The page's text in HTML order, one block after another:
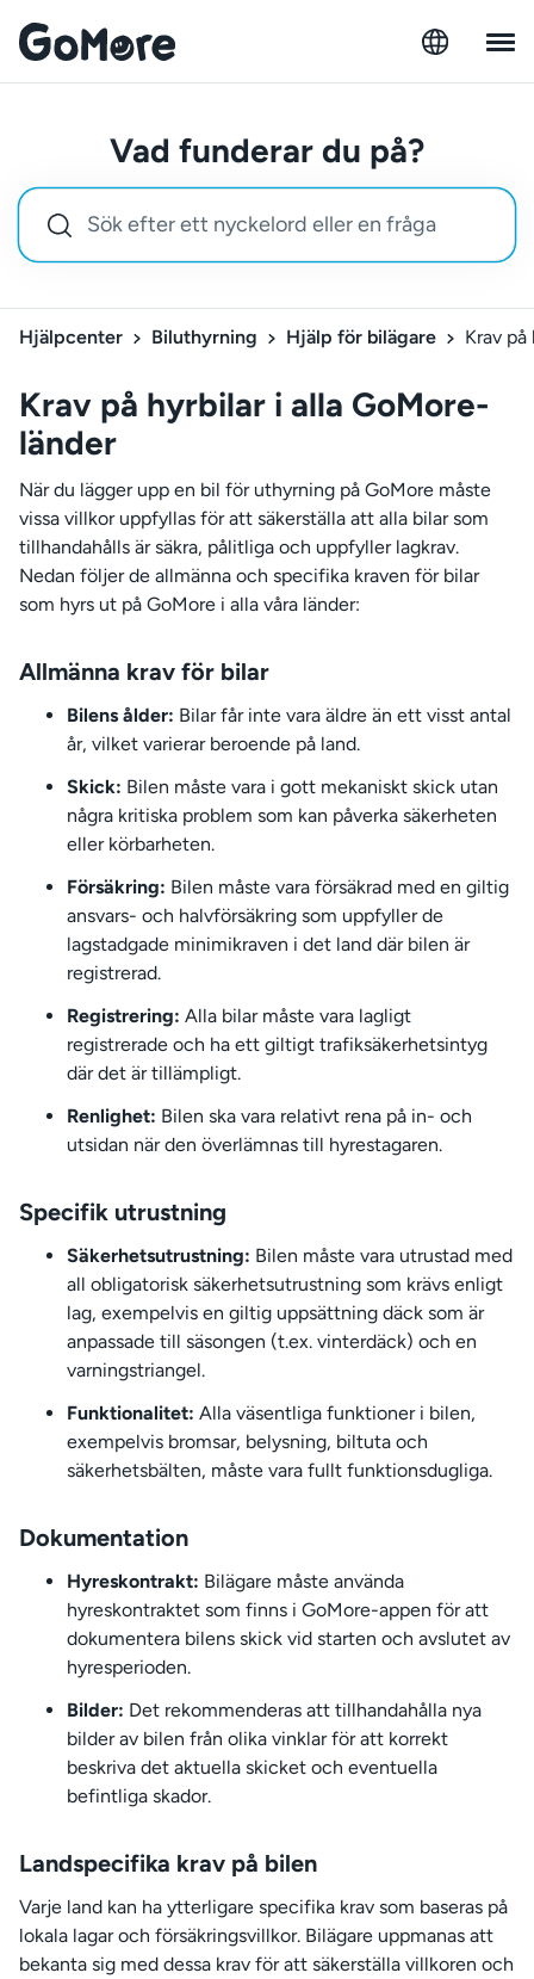
Vad funderar du på?
Hjälpcenter Biluthyrning Hjälp för bilägare Krav
Krav på hyrbilar i alla GoMore-
länder
När du lägger upp en bil för uthyrning på GoMore måste
vissa villkor uppfyllas för att säkerställa att alla bilar som
tillhandahålls är säkra, pålitliga och uppfyller lagkrav.
Nedan följer de allmänna och specifika kraven för bilar
som hyrs ut på GoMore i alla våra länder:
Allmänna krav för bilar
Bilens ålder: Bilar får inte vara äldre än ett visst antal
år, vilket varierar beroende på land.
Skick: Bilen måste vara i gott mekaniskt skick utan
några kritiska problem som kan påverka säkerheten
eller körbarheten.
Försäkring: Bilen måste vara försäkrad med en giltig
ansvars- och halvförsäkring som uppfyller de
lagstadgade minimikraven i det land där bilen är
registrerad.
Registrering: Alla bilar måste vara lagligt
registrerade och ha ett giltigt trafiksäkerhetsintyg
där det är tillämpligt.
Renlighet: Bilen ska vara relativt rena på in- och
utsidan när den överlämnas till hyrestagaren.
Specifik utrustning
Säkerhetsutrustning: Bilen måste vara utrustad med
all obligatorisk säkerhetsutrustning som krävs enligt
lag, exempelvis en giltig uppsättning däck som är
anpassade till säsongen (t.ex. vinterdäck) och en
varningstriangel.
Funktionalitet: Alla väsentliga funktioner i bilen,
exempelvis bromsar, belysning, biltuta och
säkerhetsbälten, måste vara fullt funktionsdugliga.
Dokumentation
Hyreskontrakt: Bilägare måste använda
hyreskontraktet som finns i GoMore-appen för att
dokumentera bilens skick vid starten och avslutet av
hyresperioden.
Bilder: Det rekommenderas att tillhandahålla nya
bilder av bilen från olika vinklar för att korrekt
beskriva det aktuella skicket och eventuella
befintliga skador.
Landspecifika krav på bilen
Varje land kan ha ytterligare specifika krav som baseras på
lokala lagar och försäkringsvillkor. Bilägare uppmanas att
bekanta sig med dessa krav för att säkerställa villkoren och